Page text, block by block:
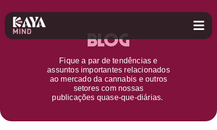
Blog
Fique a par detendências e
assuntos importantes relacionados
ao mercado da cannabis e outros
setorescom nossas
publicações quase-que-diárias.